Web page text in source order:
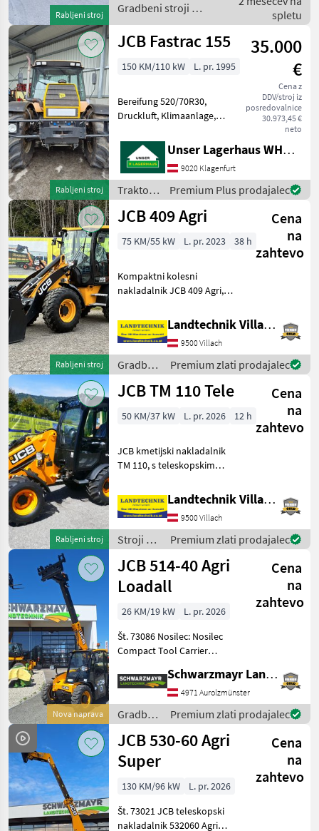
Rabljeni stroj
Gradbeni stroji /
JCB
spletu
Rabljeni stroj
JCB Fastrac 155
35.000
€
Cena z
DDV/stroj iz
posredovalnice
30.973,45 €
neto
150 KM/110 kW L. pr. 1995
Bereifung 520/70R30,
Druckluft, Klimaanlage,
ca. 6500 Betriebsstunden
Informieren Sie sich bitte
vor Fahrt-Antritt
telefonisch, ob die von I
Unser Lagerhaus WHG, Kärnten, Klagenfurt
9020 Klagenfurt
Traktor /
JCB
Premium Plus prodajalec
Rabljeni stroj
JCB 409 Agri
Cena
na
zahtevo
75 KM/55 kW L. pr. 2023 38 h
Kompaktni kolesni
nakladalnik JCB 409 Agri,
motorjem moči 75 PS brez
AdBlue, hidrostatičnim
menjalnikom do 40 km/h s
100-odstotno blokado
Landtechnik Villach GmbH
9500 Villach
Gradbeni
stroji /
JCB
Premium zlati prodajalec
Rabljeni stroj
JCB TM 110 Tele
Cena
na
zahtevo
50 KM/37 kW L. pr. 2026 12 h
JCB kmetijski nakladalnik
TM 110, s teleskopskim
priključkom, hidravlično
blokado orodja, tretjo
hidravlično linijo,
hidravlično kompenzacijo
nihanj
Landtechnik Villach GmbH
9500 Villach
Stroji z
motorji /
JCB
Premium zlati prodajalec
Nova naprava
JCB 514-40 Agri
Loadall
Cena
na
zahtevo
26 KM/19 kW
L. pr. 2026
Št. 73086 Nosilec: Nosilec
Compact Tool Carrier
dviga: 4.000 mm Motor:
Perkins 403J-11 Navor pri
1.400 obr./min: 66, 9 NM
Cilindri: 3 c
Schwarzmayr Landtechnik GmbH - Aurolzmünster
4971 Aurolzmünster
Gradbeni
stroji /
JCB
Premium zlati prodajalec
JCB 530-60 Agri
Super
Cena
na
zahtevo
130 KM/96 kW
L. pr. 2026
Št. 73021 JCB teleskopski
nakladalnik 532060 Agri